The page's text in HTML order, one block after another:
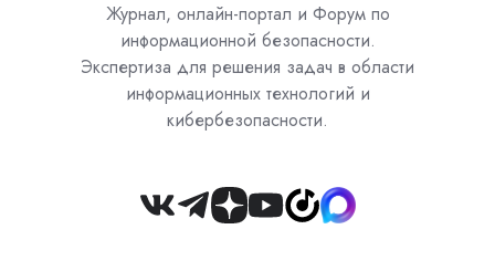
Журнал, онлайн-портал и Форум по
информационной безопасности.
Экспертиза для решения задач в области
информационных технологий и
кибербезопасности.
Join